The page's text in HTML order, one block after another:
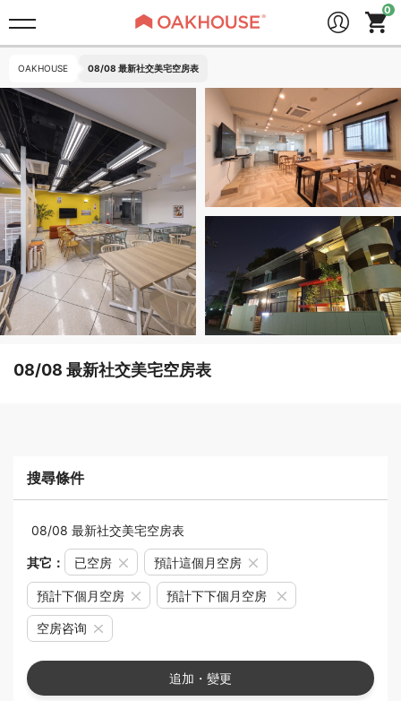
OAKHOUSE 08/08 最新社交美宅空房表
08/08 最新社交美宅空房表
搜尋條件
08/08 最新社交美宅空房表
其它： 已空房 預計這個月空房
預計下個月空房 預計下下個月空房
空房咨询
追加・變更